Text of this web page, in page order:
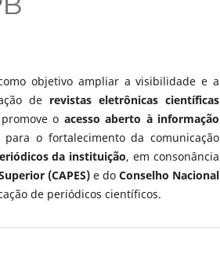
objetivo ampliar a visibilidade e a
de revistas eletrônicas científicas
o acesso aberto à informação
o fortalecimento da comunicação
da instituição, em consonância
(CAPES)e do Conselho Nacional
de periódicos científicos.